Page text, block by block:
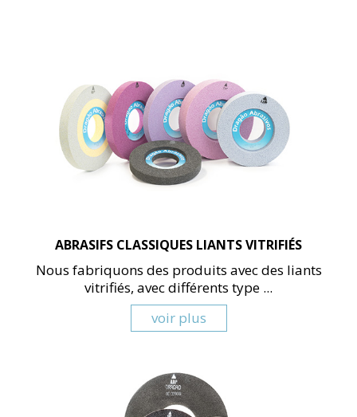
ABRASIFS CLASSIQUES LIANTS VITRIFIÉS
Nous fabriquons des produits avec des liants
vitrifiés, avec différents type ...
voir plus